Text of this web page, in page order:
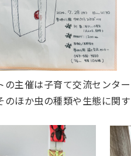
の主催は子育て交流センタ
のほか虫の種類や生態に関